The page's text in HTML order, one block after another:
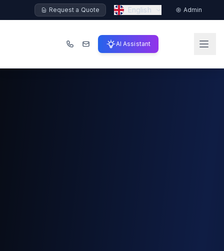
Request a Quote English Admin
AI Assistant